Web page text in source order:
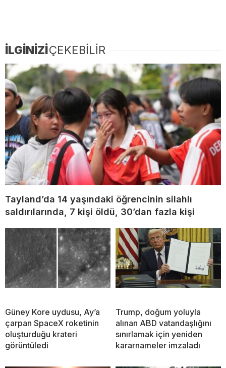
İLGİNİZİÇEKEBİLİR
Tayland’da 14 yaşındaki öğrencinin silahlı
saldırılarında, 7 kişi öldü, 30’dan fazla kişi
Güney Kore uydusu, Ay’a
çarpan SpaceX roketinin
oluşturduğu krateri
görüntüledi
Trump, doğum yoluyla
alınan ABD vatandaşlığını
sınırlamak için yeniden
kararnameler imzaladı